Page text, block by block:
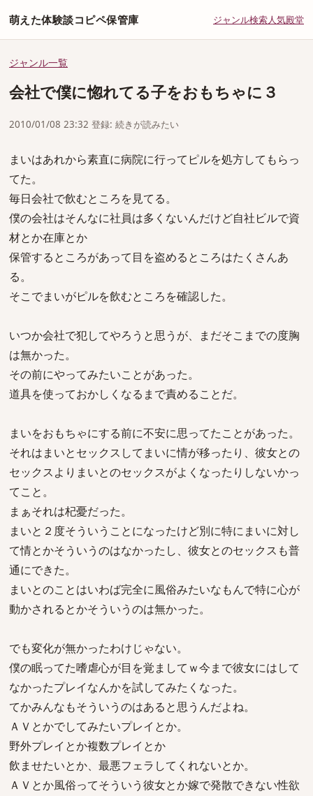
萌えた体験談コピペ保管庫 ジャンル検索人気殿堂
ジャンル一覧
会社で僕に惚れてる子をおもちゃに３
2010/01/08 23:32 登録: 続きが読みたい
まいはあれから素直に病院に行ってピルを処方してもらっ
てた。
毎日会社で飲むところを見てる。
僕の会社はそんなに社員は多くないんだけど自社ビルで資
材とか在庫とか
保管するところがあって目を盗めるところはたくさんあ
る。
そこでまいがピルを飲むところを確認した。
いつか会社で犯してやろうと思うが、まだそこまでの度胸
は無かった。
その前にやってみたいことがあった。
道具を使っておかしくなるまで責めることだ。
まいをおもちゃにする前に不安に思ってたことがあった。
それはまいとセックスしてまいに情が移ったり、彼女との
セックスよりまいとのセックスがよくなったりしないかっ
てこと。
まぁそれは杞憂だった。
まいと２度そういうことになったけど別に特にまいに対し
て情とかそういうのはなかったし、彼女とのセックスも普
通にできた。
まいとのことはいわば完全に風俗みたいなもんで特に心が
動かされるとかそういうのは無かった。
でも変化が無かったわけじゃない。
僕の眠ってた嗜虐心が目を覚ましてｗ今まで彼女にはして
なかったプレイなんかを試してみたくなった。
てかみんなもそういうのはあると思うんだよね。
ＡＶとかでしてみたいプレイとか。
野外プレイとか複数プレイとか
飲ませたいとか、最悪フェラしてくれないとか。
ＡＶとか風俗ってそういう彼女とか嫁で発散できない性欲